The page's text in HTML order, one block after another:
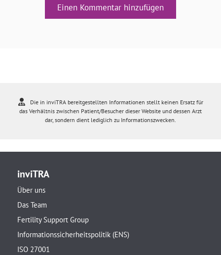
Einen Kommentar hinzufügen
Die in inviTRA bereitgestellten Informationen stellt keinen Ersatz für
das Verhältnis zwischen Patient/Besucher dieser Website und dessen Arzt
dar, sondern dient lediglich zu Informationszwecken.
inviTRA
Über uns
Das Team
Fertility Support Group
Informationssicherheitspolitik (ENS)
ISO 27001